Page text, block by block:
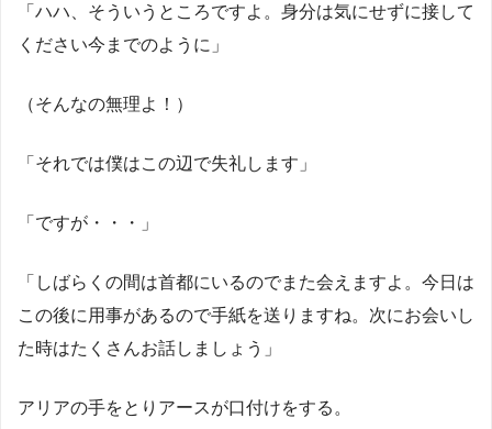
「ハハ、そういうところですよ。身分は気にせずに接して
ください今までのように」
（そんなの無理よ！）
「それでは僕はこの辺で失礼します」
「ですが・・・」
「しばらくの間は首都にいるのでまた会えますよ。今日は
この後に用事があるので手紙を送りますね。次にお会いし
た時はたくさんお話しましょう」
アリアの手をとりアースが口付けをする。